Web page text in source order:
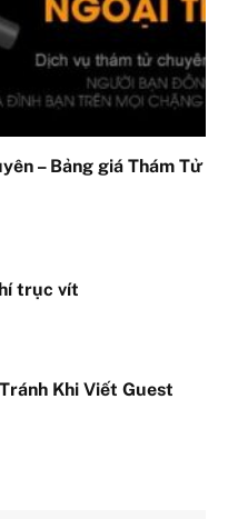
– Bảng giá Thám Tử
trục vít​
Khi Viết Guest